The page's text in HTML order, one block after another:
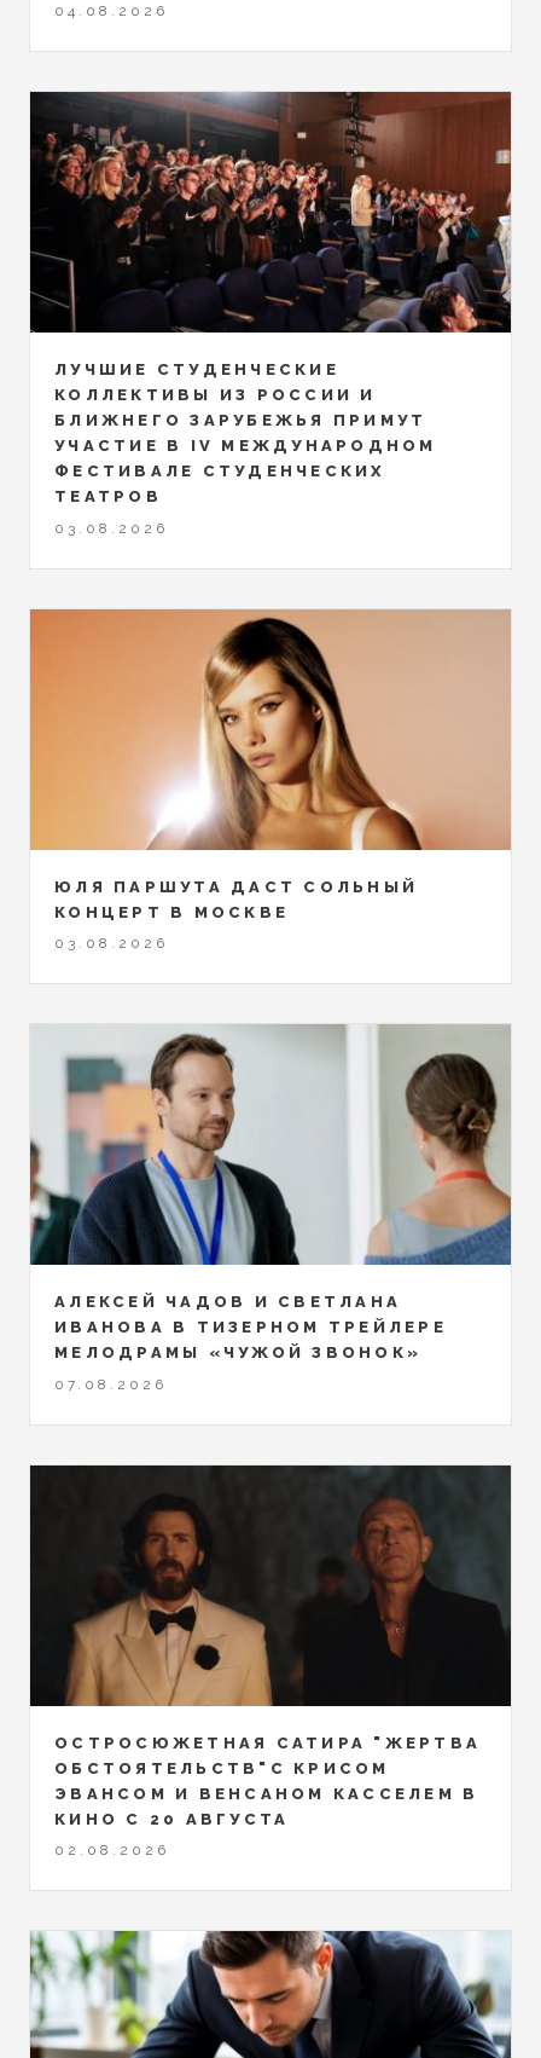
04.08.2026
ЛУЧШИЕ СТУДЕНЧЕСКИЕ
КОЛЛЕКТИВЫ ИЗ РОССИИ И
БЛИЖНЕГО ЗАРУБЕЖЬЯ ПРИМУТ
УЧАСТИЕ В IV МЕЖДУНАРОДНОМ
ФЕСТИВАЛЕ СТУДЕНЧЕСКИХ
ТЕАТРОВ
03.08.2026
ЮЛЯ ПАРШУТА ДАСТ СОЛЬНЫЙ
КОНЦЕРТ В МОСКВЕ
03.08.2026
АЛЕКСЕЙ ЧАДОВ И СВЕТЛАНА
ИВАНОВА В ТИЗЕРНОМ ТРЕЙЛЕРЕ
МЕЛОДРАМЫ «ЧУЖОЙ ЗВОНОК»
07.08.2026
ОСТРОСЮЖЕТНАЯ САТИРА "ЖЕРТВА
ОБСТОЯТЕЛЬСТВ"С КРИСОМ
ЭВАНСОМ И ВЕНСАНОМ КАССЕЛЕМ В
КИНО С 20 АВГУСТА
02.08.2026